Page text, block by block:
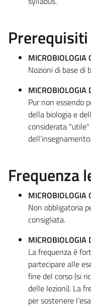
MICROBIOLOGIA
Nozioni di base di
MICROBIOLOGIA
Pur non essendo
della biologia e
considerata
dell’insegnamento.
Frequenza
MICROBIOLOGIA
Non obbligatoria
consigliata.
MICROBIOLOGIA
La frequenza è
partecipare alle
fine del corso (si
delle lezioni). La
per sostenere